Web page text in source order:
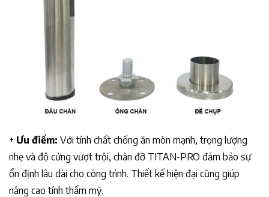
+ Ưu điểm: Với tính chất chống ăn mòn mạnh, trọng lượng
nhẹ và độ cứng vượt trội, chân đỡ TITAN-PRO đảm bảo sự
ổn định lâu dài cho công trình. Thiết kế hiện đại cũng giúp
nâng cao tính thẩm mỹ.